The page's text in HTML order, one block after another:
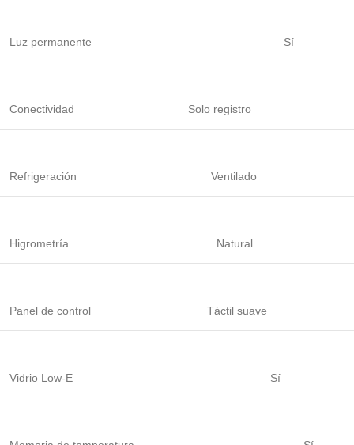
Luz permanente Sí
Conectividad Solo registro
Refrigeración Ventilado
Higrometría Natural
Panel de control Táctil suave
Vidrio Low-E Sí